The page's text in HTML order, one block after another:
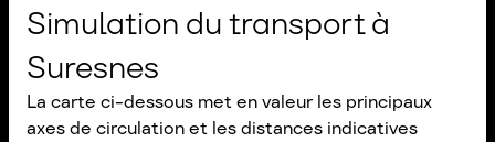
Simulation du transport à
Suresnes
La carte ci-dessous met en valeur les principaux
axes de circulation et les distances indicatives